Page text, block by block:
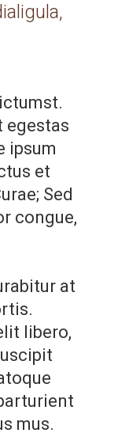
egestas
ipsum
et
Sed
congue,
at
libero,
mus.